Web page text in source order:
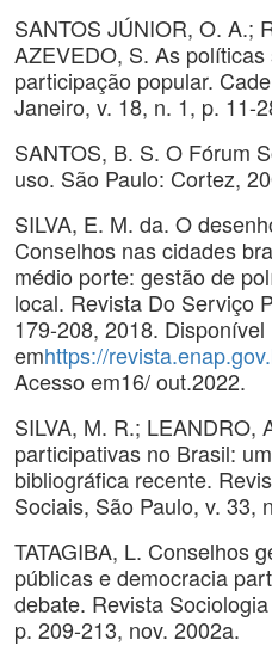
SANTOS JÚNIOR, O. A.;
AZEVEDO, S. As
participação popular.
Janeiro, v. 18, n. 1, p. 11-
SANTOS, B. S. O Fórum
uso. São Paulo: Cortez,
SILVA, E. M. da. O
Conselhos nas cidades
médio porte: gestão de
local. Revista Do Serviço
179-208, 2018. Disponível
emhttps://
Acesso em16/ out.2022.
SILVA, M. R.; LEANDRO,
participativas no Brasil:
bibliográfica recente.
Sociais, São Paulo, v. 33,
TATAGIBA, L. Conselhos
públicas e democracia
debate. Revista
p. 209-213, nov. 2002a.